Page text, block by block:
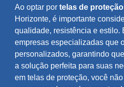
Ao optar por telas de
Horizonte, é importante
qualidade, resistência e estilo.
empresas especializadas que
personalizados, garantindo
a solução perfeita para suas
em telas de proteção, você